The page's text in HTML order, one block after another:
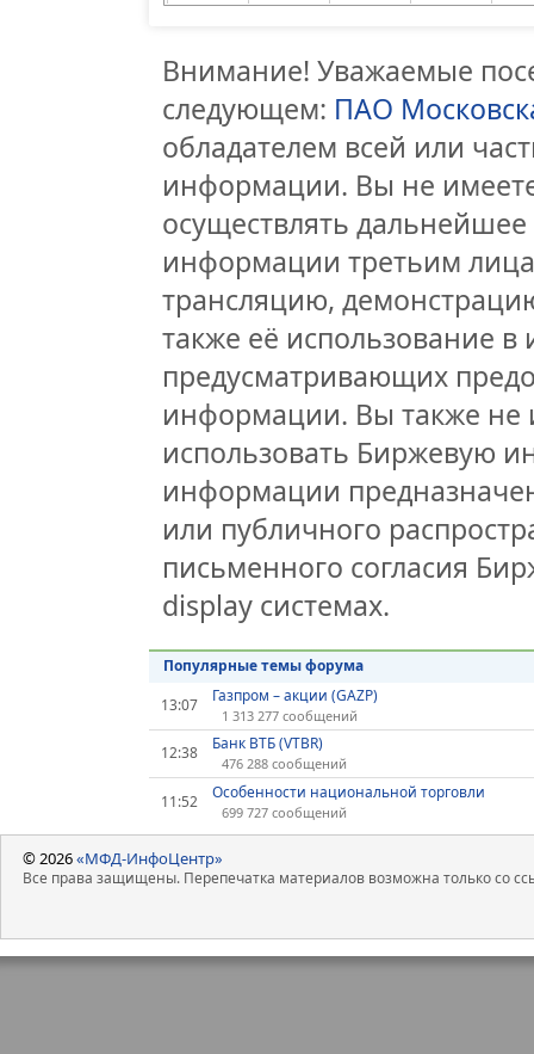
Внимание! Уважаемые
следующем: ПАО
обладателем всей или
информации. Вы не
осуществлять
информации третьим
трансляцию,
также её использование
предусматривающих
информации. Вы также не
использовать Биржевую
информации
или публичного
письменного согласия
display системах.
Популярные темы форума
13:07
Газпром – акции (GAZP)
1 313 277 сообщений
12:38 Банк ВТБ (VTBR)
476 288 сообщений
11:52 Особенности национальной торговли
699 727 сообщений
© 2026«МФД-ИнфоЦентр»
Все права защищены. Перепечатка материалов возможна только со